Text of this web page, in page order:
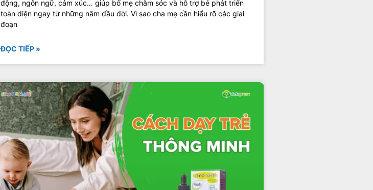
động, ngôn ngữ, cảm xúc… giúp bố mẹ chăm sóc và hỗ trợ bé phát triển
toàn diện ngay từ những năm đầu đời. Vì sao cha mẹ cần hiểu rõ các giai
đoạn
ĐỌC TIẾP »